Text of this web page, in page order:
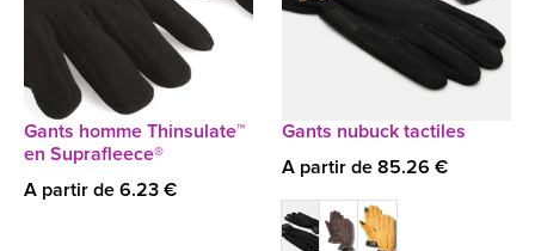
Gants homme Thinsulate™
en Suprafleece®
A partir de 6.23 €
Gants nubuck tactiles
A partir de 85.26 €